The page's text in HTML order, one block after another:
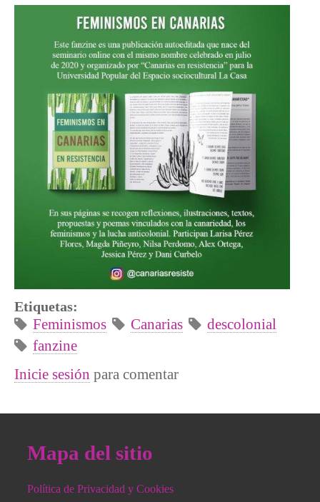
Etiquetas:
Feminismos Canarias
descolonial
fanzine
Inicie sesión para comentar
Mapa del sitio
Política de Privacidad y Cookies